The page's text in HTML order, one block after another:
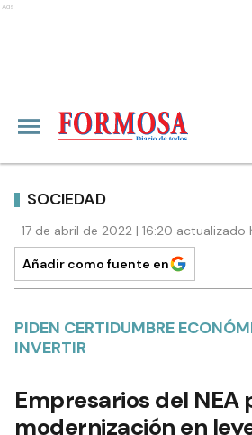
Ads
SOCIEDAD
17 de abril de 2022 | 16:20 actualizado
Añadir como fuente en
PIDEN CERTIDUMBRE
INVERTIR
Empresarios del NEA
modernización en